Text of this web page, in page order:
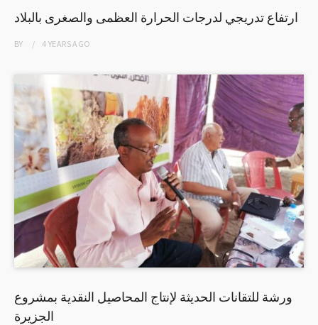
ارتفاع تدريجي لدرجات الحرارة العظمى والصغرى بالبلاد
BY 4 YEARSAGO
ورشة للتقانات الحديثة لإنتاج المحاصيل النقدية بمشروع
الجزيرة